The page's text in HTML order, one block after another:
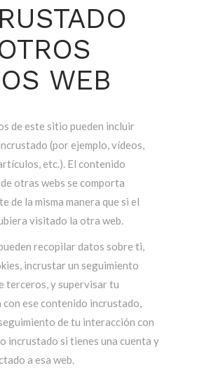
WEB
de este sitio pueden incluir
(por ejemplo, vídeos,
etc.). El contenido
otras webs se comporta
de la misma manera que si el
visitado la otra web.
recopilar datos sobre ti,
incrustar un seguimiento
terceros, y supervisar tu
ese contenido incrustado,
de tu interacción con
incrustado si tienes una cuenta y
a esa web.